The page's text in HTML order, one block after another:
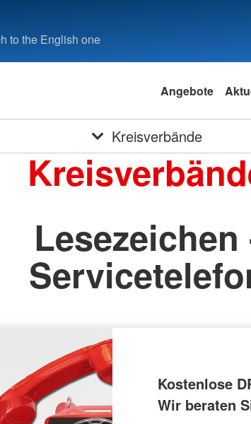
to the English one
Angebote
Kreisverbände
Lesezeichen
Kostenlose
Wir beraten